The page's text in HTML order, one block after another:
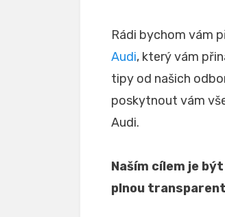
Rádi bychom vám
Audi, který vám
tipy od našich
poskytnout vám
Audi.
Naším cílem je
plnou